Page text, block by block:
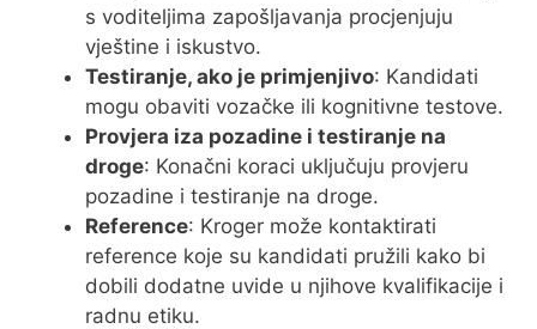
s voditeljima zapošljavanja procjenjuju
vještine i iskustvo.
Testiranje, ako je primjenjivo: Kandidati
mogu obaviti vozačke ili kognitivne testove.
Provjera iza pozadine i testiranje na
droge: Konačni koraci uključuju provjeru
pozadine i testiranje na droge.
Reference: Kroger može kontaktirati
reference koje su kandidati pružili kako bi
dobili dodatne uvide u njihove kvalifikacije i
radnu etiku.